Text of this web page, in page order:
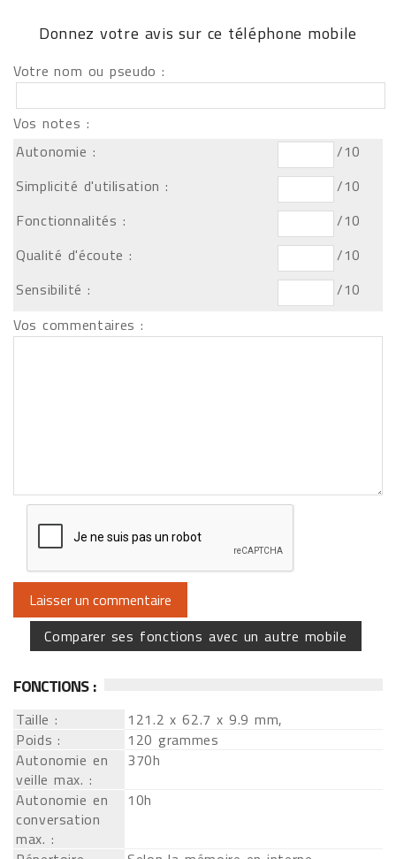
Donnez votre avis sur ce téléphone mobile
Votre nom ou pseudo :
Vos notes :
Autonomie :
/10
Simplicité d'utilisation :
/10
Fonctionnalités :
/10
Qualité d'écoute :
/10
Sensibilité :
/10
Vos commentaires :
Comparer ses fonctions avec un autre mobile
FONCTIONS :
Taille :
121.2 x 62.7 x 9.9 mm,
Poids :
120 grammes
Autonomie en
veille max. :
370h
Autonomie en
conversation
max. :
10h